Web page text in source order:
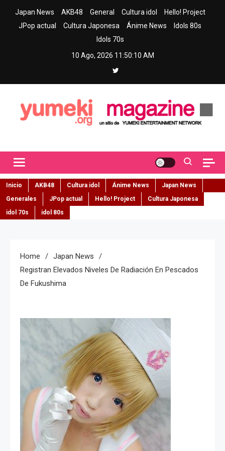
Japan News AKB48 General Cultura idol
Hello! Project
JPop actual
Cultura Japonesa Ánime News
Idols 80s
Idols 70s
10 Ago, 2026 11:50:11 AM
Inicio AKB48 Cultura idol Ánime News
Japan News
Generales
JPop actual Hello! Project
Cultura Japonesa
idol 70s
idol 80s
Home
Japan News
Registran Elevados Niveles De Radiación En Pescados
De Fukushima